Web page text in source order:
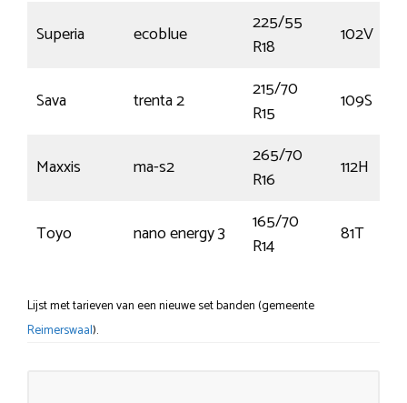
Superia ecoblue
225/55
R18
102V
Sava trenta 2
215/70
R15
109S
Maxxis ma-s2
265/70
R16
112H
Toyo nano energy 3
165/70
R14
81T
Lijst met tarieven van een nieuwe set banden (gemeente
Reimerswaal).